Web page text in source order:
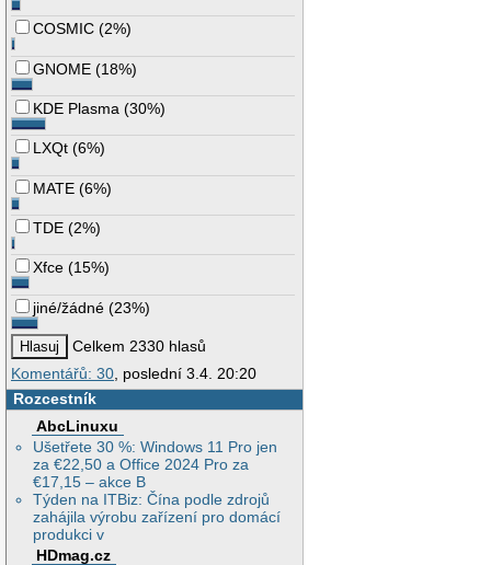
COSMIC (2%)
GNOME (18%)
KDE Plasma (30%)
LXQt (6%)
MATE (6%)
TDE (2%)
Xfce (15%)
jiné/žádné (23%)
Celkem 2330 hlasů
Komentářů: 30, poslední 3.4. 20:20
Rozcestník
AbcLinuxu
Ušetřete 30 %: Windows 11 Pro jen
za €22,50 a Office 2024 Pro za
€17,15 – akce B
Týden na ITBiz: Čína podle zdrojů
zahájila výrobu zařízení pro domácí
produkci v
HDmag.cz